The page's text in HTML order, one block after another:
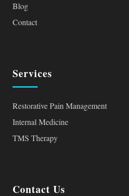
Blog
Contact
Services
Restorative Pain Management
Internal Medicine
TMS Therapy
Contact Us